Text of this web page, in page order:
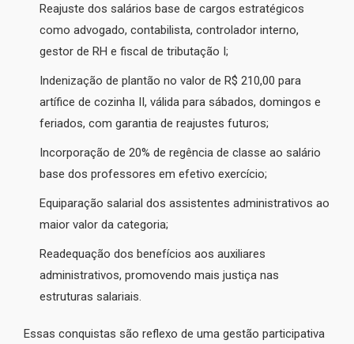
Reajuste dos salários base de cargos estratégicos
como advogado, contabilista, controlador interno,
gestor de RH e fiscal de tributação I;
Indenização de plantão no valor de R$ 210,00 para
artífice de cozinha II, válida para sábados, domingos e
feriados, com garantia de reajustes futuros;
Incorporação de 20% de regência de classe ao salário
base dos professores em efetivo exercício;
Equiparação salarial dos assistentes administrativos ao
maior valor da categoria;
Readequação dos benefícios aos auxiliares
administrativos, promovendo mais justiça nas
estruturas salariais.
Essas conquistas são reflexo de uma gestão participativa